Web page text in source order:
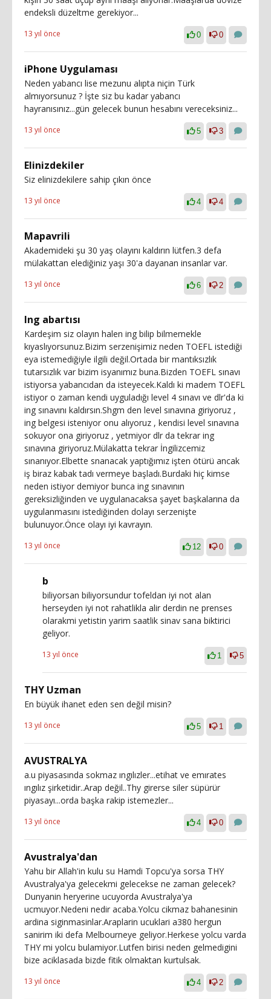
endeksli düzeltme gerekiyor...
13 yıl önce 0 0
iPhone Uygulaması
Neden yabancı lise mezunu alıpta niçin Türk
almıyorsunuz ? İşte siz bu kadar yabancı
hayranısınız...gün gelecek bunun hesabını vereceksiniz...
13 yıl önce 5 3
Elinizdekiler
Siz elinizdekilere sahip çıkın önce
13 yıl önce 4 4
Mapavrili
Akademideki şu 30 yaş olayını kaldırın lütfen.3 defa
mülakattan elediğiniz yaşı 30'a dayanan insanlar var.
13 yıl önce 6 2
Ing abartısı
Kardeşim siz olayın halen ing bilip bilmemekle
kıyaslıyorsunuz.Bizim serzenişimiz neden TOEFL istediği
eya istemediğiyle ilgili değil.Ortada bir mantıksızlık
tutarsızlık var bizim isyanımız buna.Bizden TOEFL sınavı
istiyorsa yabancıdan da isteyecek.Kaldı ki madem TOEFL
istiyor o zaman kendi uyguladığı level 4 sınavı ve dlr'da ki
ing sınavını kaldırsın.Shgm den level sınavına giriyoruz ,
ing belgesi isteniyor onu alıyoruz , kendisi level sınavına
sokuyor ona giriyoruz , yetmiyor dlr da tekrar ing
sınavına giriyoruz.Mülakatta tekrar İngilizcemiz
sınanıyor.Elbette snanacak yaptığımız işten ötürü ancak
iş biraz kabak tadı vermeye başladı.Burdaki hiç kimse
neden istiyor demiyor bunca ing sınavının
gereksizliğinden ve uygulanacaksa şayet başkalarına da
uygulanmasını istediğinden dolayı serzenişte
bulunuyor.Önce olayı iyi kavrayın.
13 yıl önce 12 0
b
biliyorsan biliyorsundur tofeldan iyi not alan
herseyden iyi not rahatlikla alir derdin ne prenses
olarakmi yetistin yarim saatlik sinav sana biktirici
geliyor.
13 yıl önce 1 5
THY Uzman
En büyük ihanet eden sen değil misin?
13 yıl önce 5 1
AVUSTRALYA
a.u piyasasında sokmaz ıngılızler...etihat ve emırates
ıngılız şirketidir..Arap değil..Thy girerse siler süpürür
piyasayı...orda başka rakip istemezler...
13 yıl önce 4 0
Avustralya'dan
Yahu bir Allah'in kulu su Hamdi Topcu'ya sorsa THY
Avustralya'ya gelecekmi gelecekse ne zaman gelecek?
Dunyanin heryerine ucuyorda Avustralya'ya
ucmuyor.Nedeni nedir acaba.Yolcu cikmaz bahanesinin
ardina siginmasinlar.Araplarin ucuklari a380 hergun
sanirim iki defa Melbourneye geliyor.Herkese yolcu varda
THY mi yolcu bulamiyor.Lutfen birisi neden gelmedigini
bize aciklasada bizde fitik olmaktan kurtulsak.
13 yıl önce 4 2